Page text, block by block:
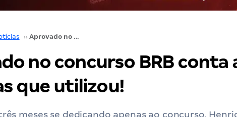
›› Aprovado no concurso BRB conta as técnicas que utilizou!
no concurso BRB conta
que utilizou!
meses se dedicando apenas ao concurso,